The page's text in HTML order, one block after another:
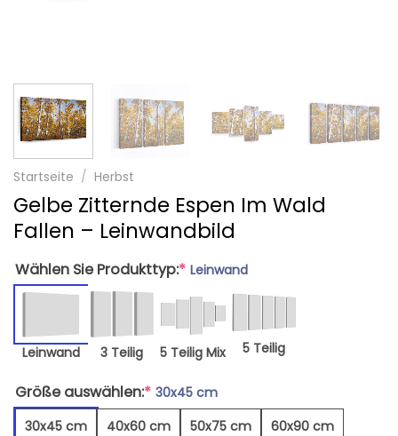
Startseite / Herbst
Gelbe Zitternde Espen Im Wald
Fallen – Leinwandbild
Wählen Sie Produkttyp:* Leinwand
Leinwand 3 Teilig 5 Teilig Mix 5 Teilig
Größe auswählen:* 30x45 cm
30x45 cm
40x60 cm 50x75 cm 60x90 cm